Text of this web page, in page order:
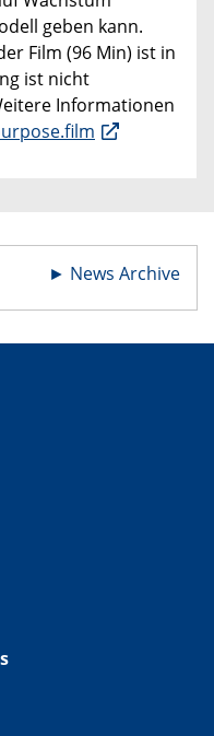
geben kann.
Film (96 Min) ist in
ist nicht
Informationen
► News Archive